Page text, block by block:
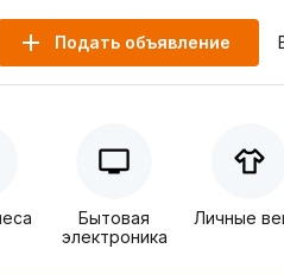
Подать объявление
Бытовая
электроника
Личные